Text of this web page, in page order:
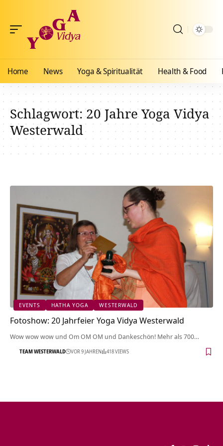
Home News Yoga & Spiritualität Health & Food
Schlagwort:20 Jahre Yoga Vidya
Westerwald
EVENTS HATHA YOGA WESTERWALD
Fotoshow: 20 Jahrfeier Yoga Vidya Westerwald
Wow wow wow und Om OM OM und Dankeschön! Mehr als 700…
TEAM WESTERWALD VOR 9 JAHREN 418 VIEWS